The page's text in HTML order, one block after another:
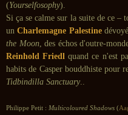
(Yourselfosophy).
Si ça se calme sur la suite de ce –
unCharlemagne Palestine
the Moon, des échos d'outre-
Reinhold Friedl quand ce n'est
habits de Casper bouddhiste pour
Tidbindilla Sanctuary..
Philippe Petit : Multicoloured Shadows (